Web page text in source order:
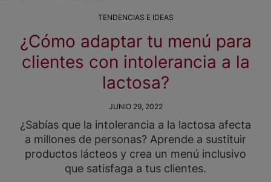
TENDENCIAS E IDEAS
¿Cómo adaptar tu menú para
clientes con intolerancia a la
lactosa?
JUNIO 29, 2022
¿Sabías que la intolerancia a la lactosa afecta
a millones de personas? Aprende a sustituir
productos lácteos y crea un menú inclusivo
que satisfaga a tus clientes.